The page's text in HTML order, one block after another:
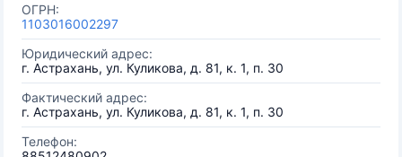
ОГРН:
1103016002297
Юридический адрес:
г. Астрахань, ул. Куликова, д. 81, к. 1, п. 30
Фактический адрес:
г. Астрахань, ул. Куликова, д. 81, к. 1, п. 30
Телефон: